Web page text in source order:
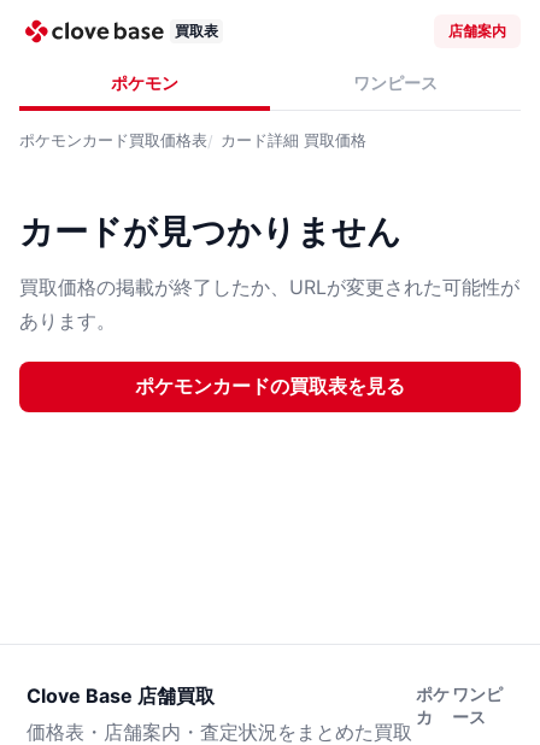
買取表 店舗案内
ポケモン ワンピース
ポケモンカード買取価格表 カード詳細 買取価格
カードが見つかりません
買取価格の掲載が終了したか、URLが変更された可能性が
あります。
ポケモンカードの買取表を見る
Clove Base 店舗買取
価格表・店舗案内・査定状況をまとめた買取
ポケ
カ
ワンピ
ース